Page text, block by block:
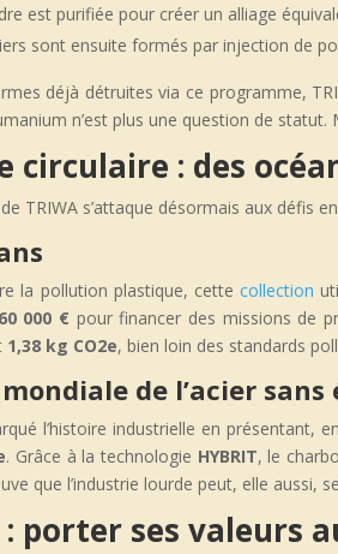
est purifiée pour créer un alliage
sont ensuite formés par injection de
déjà détruites via ce programme,
n’est plus une question de
circulaire : des
TRIWA s’attaque désormais aux
la pollution plastique, cette collection
60 000 € pour financer des missions de
1,38 kg CO2e, bien loin des standards
de l’acier
l’histoire industrielle en présentant,
. Grâce à la technologie HYBRIT, le
que l’industrie lourde peut, elle aussi,
: porter ses valeurs